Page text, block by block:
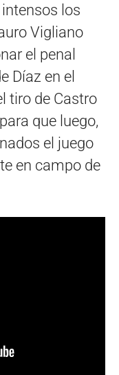
los
Vigliano
el penal
Díaz en el
tiro de Castro
que luego,
el juego
en campo de